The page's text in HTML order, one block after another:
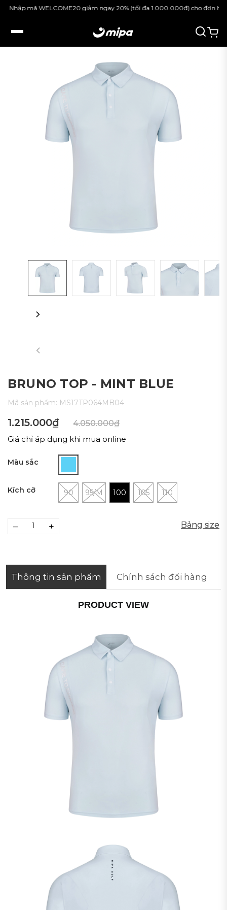
mã WELCOME20 giảm ngay 20% (tối đa 1.000.000đ) cho đơn hàng
BRUNO TOP - MINT BLUE
Mã sản phẩm: MS17TP064MB04
1.215.000₫
4.050.000₫
Giá chỉ áp dụng khi mua online
Màu sắc
Kích cỡ 90 95/M 100 105 110
Bảng size
Bảng size
– +
Thông tin sản phẩm Chính sách đổi hàng
PRODUCT VIEW